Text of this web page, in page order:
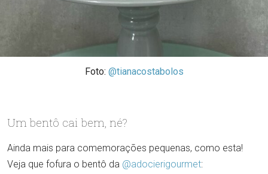
Foto: @tianacostabolos
Um bentô cai bem, né?
Ainda mais para comemorações pequenas, como esta!
Veja que fofura o bentô da @adocierigourmet: